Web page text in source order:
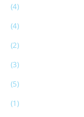
(4)
(4)
(2)
(3)
(5)
(1)